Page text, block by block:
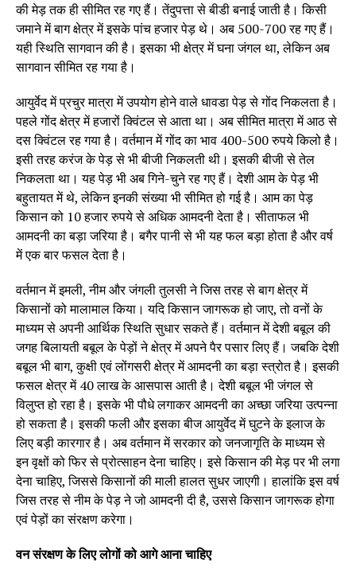
की मेड़ तक ही सीमित रह गए हैं। तेंदुपत्ता से बीडी बनाई जाती है। किसी
जमाने में बाग क्षेत्र में इसके पांच हजार पेड़ थे। अब 500-700 रह गए हैं।
यही स्थिति सागवान की है। इसका भी क्षेत्र में घना जंगल था, लेकिन अब
सागवान सीमित रह गया है।
आयुर्वेद में प्रचुर मात्रा में उपयोग होने वाले धावडा पेड़ से गोंद निकलता है।
पहले गोंद क्षेत्र में हजारों क्विंटल से आता था। अब सीमित मात्रा में आठ से
दस क्विंटल रह गया है। वर्तमान में गोंद का भाव 400-500 रुपये किलो है।
इसी तरह करंज के पेड़ से भी बीजी निकलती थी। इसकी बीजी से तेल
निकलता था। यह पेड़ भी अब गिने-चुने रह गए हैं। देशी आम के पेड़ भी
बहुतायत में थे, लेकिन इनकी संख्या भी सीमित हो गई है। आम का पेड़
किसान को 10 हजार रुपये से अधिक आमदनी देता है। सीताफल भी
आमदनी का बड़ा जरिया है। बगैर पानी से भी यह फल बड़ा होता है और वर्ष
में एक बार फसल देता है।
वर्तमान में इमली, नीम और जंगली तुलसी ने जिस तरह से बाग क्षेत्र में
किसानों को मालामाल किया। यदि किसान जागरूक हो जाए, तो वनों के
माध्यम से अपनी आर्थिक स्थिति सुधार सकते हैं। वर्तमान में देशी बबूल की
जगह बिलायती बबूल के पेड़ों ने क्षेत्र में अपने पैर पसार लिए हैं। जबकि देशी
बबूल भी बाग, कुक्षी एवं लोंगसरी क्षेत्र में आमदनी का बड़ा स्त्रोत है। इसकी
फसल क्षेत्र में 40 लाख के आसपास आती है। देशी बबूल भी जंगल से
विलुप्त हो रहा है। इसके भी पौधे लगाकर आमदनी का अच्छा जरिया उत्पन्ना
हो सकता है। इसकी फली और इसका बीज आयुर्वेद में घुटने के इलाज के
लिए बड़ी कारगार है। अब वर्तमान में सरकार को जनजागृति के माध्यम से
इन वृक्षों को फिर से प्रोत्साहन देना चाहिए। इसे किसान की मेड़ पर भी लगा
देना चाहिए, जिससे किसानों की माली हालत सुधर जाएगी। हालांकि इस वर्ष
जिस तरह से नीम के पेड़ ने जो आमदनी दी है, उससे किसान जागरूक होगा
एवं पेड़ों का संरक्षण करेगा।
वन संरक्षण के लिए लोगों को आगे आना चाहिए